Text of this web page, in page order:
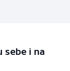
sebe i na